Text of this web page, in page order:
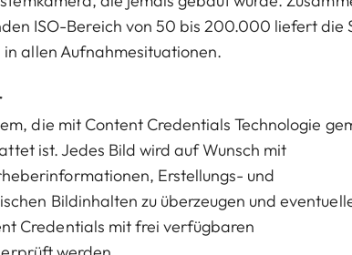
ISO-Bereich von 50 bis 200.000 liefert die
allen Aufnahmesituationen.
die mit Content Credentials Technologie
ist. Jedes Bild wird auf Wunsch mit
Erstellungs- und
Bildinhalten zu überzeugen und
Credentials mit frei verfügbaren